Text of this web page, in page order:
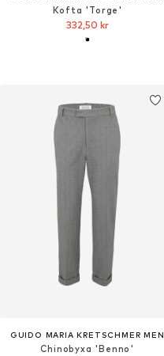
Kofta 'Torge'
332,50 kr
GUIDO MARIA KRETSCHMER MEN
Chinobyxa 'Benno'